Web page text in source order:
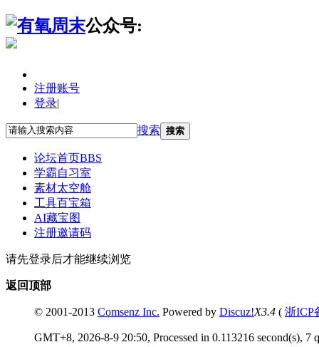
公众号:
注册账号
登录|
搜索 搜索
论坛首页BBS
学霸自习室
素材太空舱
工具百宝箱
AI藏宝图
注册邀请码
请先登录后才能继续浏览
返回顶部
© 2001-2013 Comsenz Inc. Powered by Discuz!X3.4 ( 浙ICP
GMT+8, 2026-8-9 20:50, Processed in 0.113216 second(s), 7